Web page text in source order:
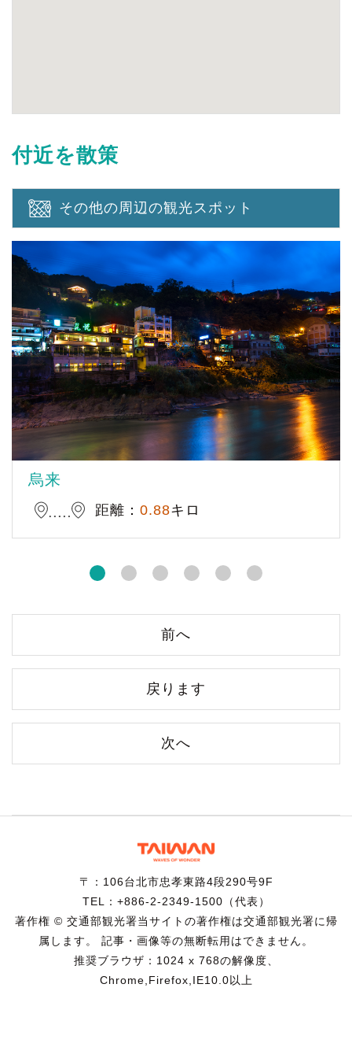
付近を散策
その他の周辺の観光スポット
烏来
距離： 0.88キロ
前へ
戻ります
次へ
〒：106台北市忠孝東路4段290号9F
TEL：+886-2-2349-1500（代表）
著作権 © 交通部観光署当サイトの著作権は交通部観光署に帰
属します。 記事・画像等の無断転用はできません。
推奨ブラウザ：1024 x 768の解像度、
Chrome,Firefox,IE10.0以上